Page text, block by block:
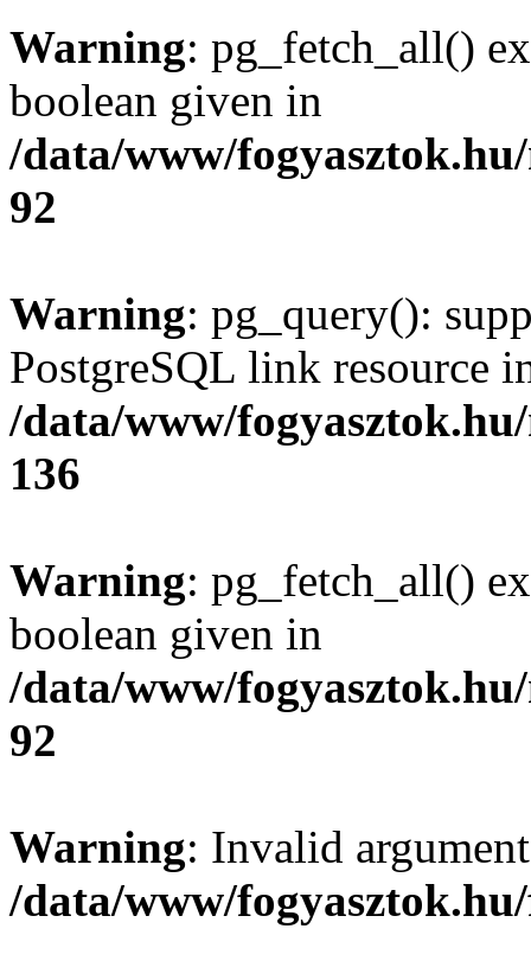
Warning: pg_fetch_all()
boolean given in
/data/www/
92
Warning: pg_query():
PostgreSQL link resource
/data/www/
136
Warning: pg_fetch_all()
boolean given in
/data/www/
92
Warning: Invalid
/data/www/